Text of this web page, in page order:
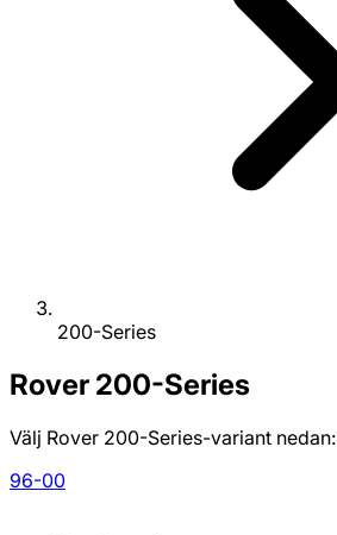
200-Series
Rover 200-Series
Välj Rover 200-Series-variant nedan:
96-00